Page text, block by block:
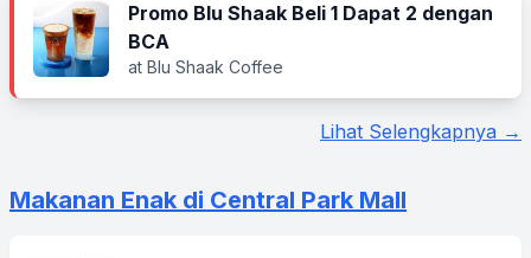
Promo Blu Shaak Beli 1 Dapat 2 dengan
BCA
at Blu Shaak Coffee
Lihat Selengkapnya →
Makanan Enak di Central Park Mall